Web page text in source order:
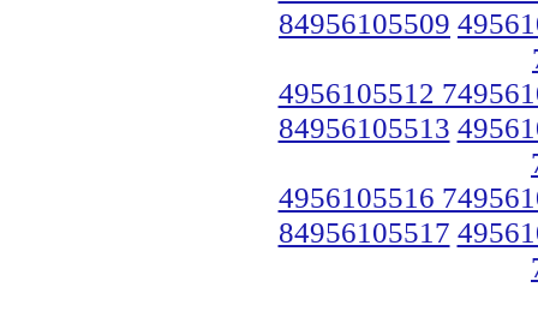
84956105509
4956105512
84956105513
4956105516
84956105517